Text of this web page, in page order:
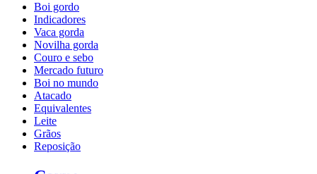
Boi gordo
Indicadores
Vaca gorda
Novilha gorda
Couro e sebo
Mercado futuro
Boi no mundo
Atacado
Equivalentes
Leite
Grãos
Reposição